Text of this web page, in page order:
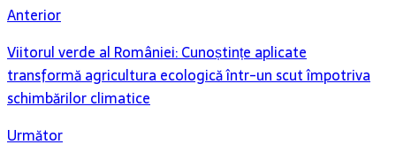
Anterior
Viitorul verde al României: Cunoștințe aplicate
transformă agricultura ecologică într-un scut împotriva
schimbărilor climatice
Următor